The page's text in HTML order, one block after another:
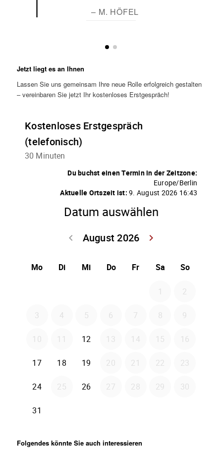
– M. HÖFEL
Jetzt liegt es an Ihnen
Lassen Sie uns gemeinsam Ihre neue Rolle erfolgreich gestalten
– vereinbaren Sie jetzt Ihr kostenloses Erstgespräch!
Folgendes könnte Sie auch interessieren